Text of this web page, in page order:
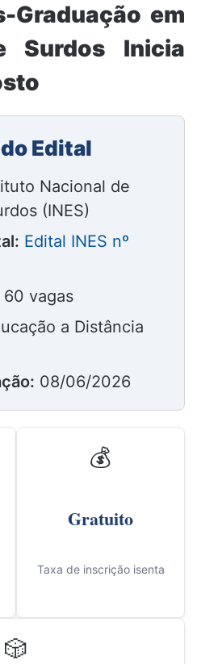
Graduação em
Surdos Inicia
Edital
Nacional de
(INES)
Edital INES nº
60 vagas
a Distância
08/06/2026
💰
Gratuito
Taxa de inscrição isenta
🎲